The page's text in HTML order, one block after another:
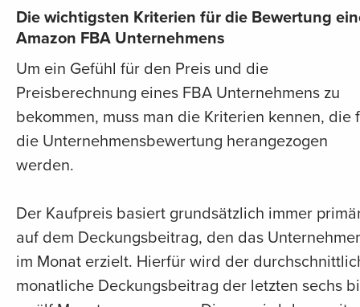
Die wichtigsten Kriterien für die Bewertung
Amazon FBA Unternehmens
Um ein Gefühl für den Preis und die
Preisberechnung eines FBA Unternehmens zu
bekommen, muss man die Kriterien kennen, die
die Unternehmensbewertung herangezogen
werden.
Der Kaufpreis basiert grundsätzlich immer
auf dem Deckungsbeitrag, den das
im Monat erzielt. Hierfür wird der
monatliche Deckungsbeitrag der letzten sechs